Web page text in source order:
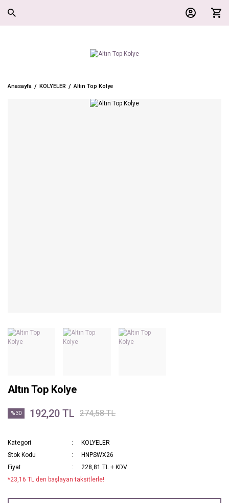
Anasayfa KOLYELER Altın Top Kolye
Altın Top Kolye
%30 192,20 TL 274,58 TL
Kategori
KOLYELER
Stok Kodu
HNPSWX26
Fiyat
228,81 TL + KDV
*23,16 TL den başlayan taksitlerle!